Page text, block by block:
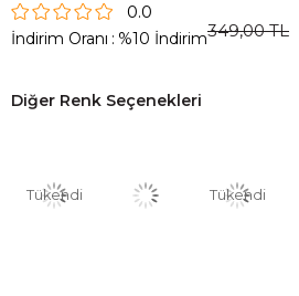
0.0
İndirim Oranı : %10 İndirim349,00 TL
Diğer Renk Seçenekleri
Tükendi Tükendi